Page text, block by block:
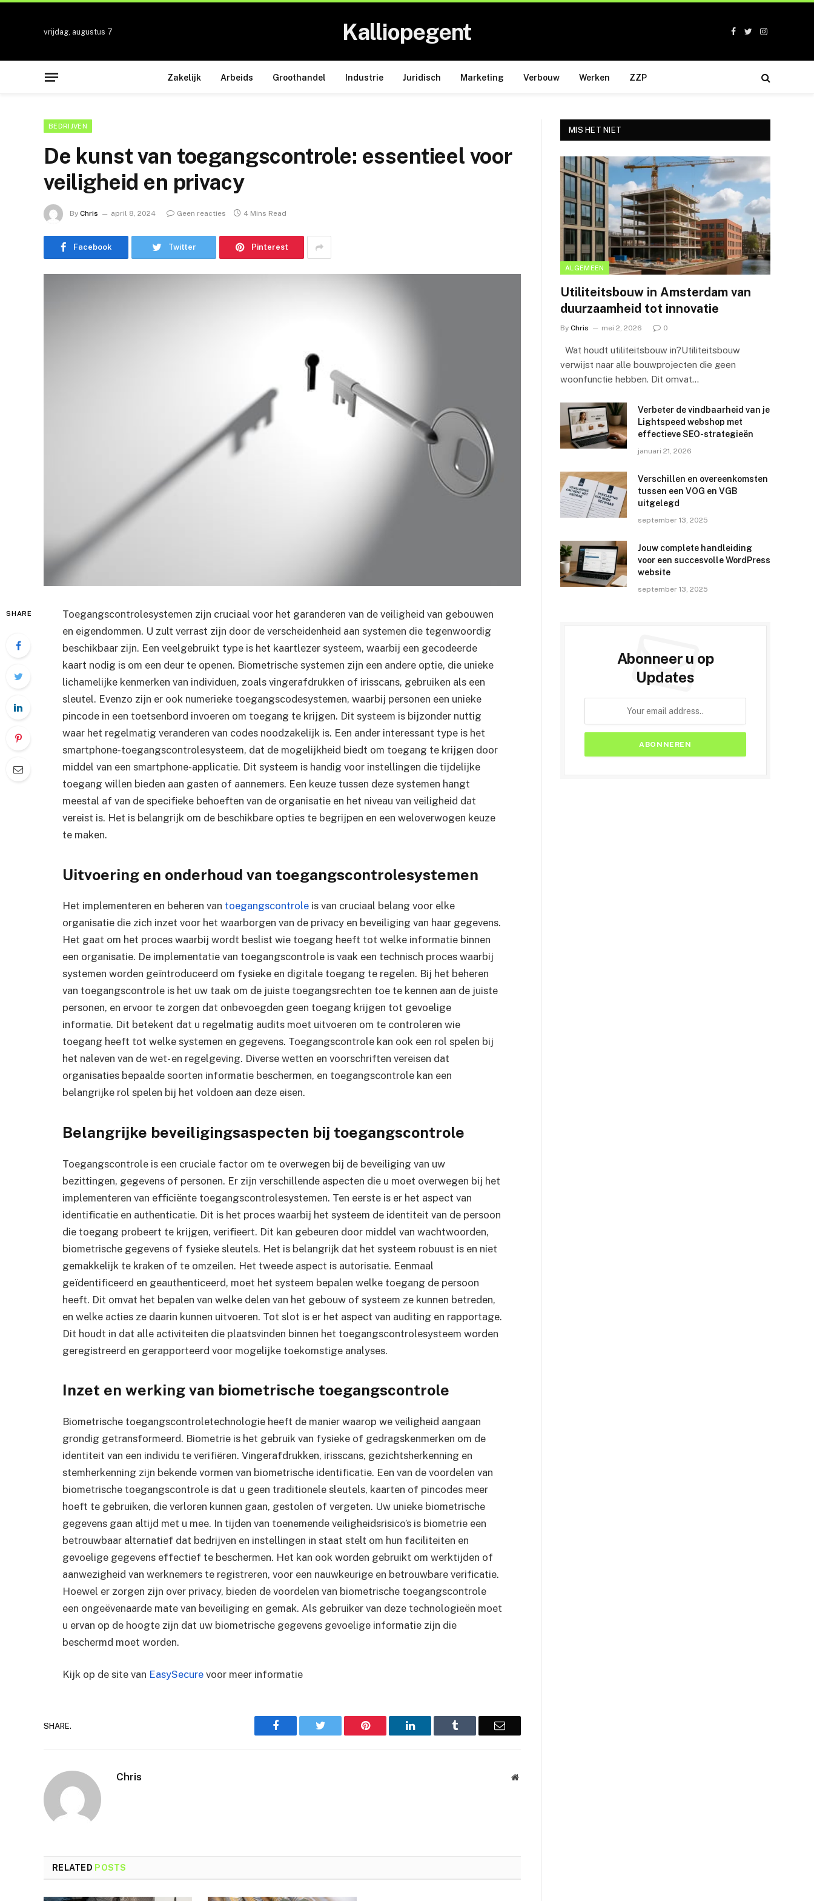
vrijdag, augustus 7 Kalliopegent Facebook
TwitterInstagram
Zakelijk Arbeids Groothandel Industrie Juridisch Marketing Verbouw Werken ZZP
BEDRIJVEN
De kunst van toegangscontrole: essentieel voor
veiligheid en privacy
By Chris april 8, 2024 Geen reacties 4 Mins Read
Facebook Twitter Pinterest
SHARE
Toegangscontrolesystemen zijn cruciaal voor het garanderen van de veiligheid van gebouwen
en eigendommen. U zult verrast zijn door de verscheidenheid aan systemen die tegenwoordig
beschikbaar zijn. Een veelgebruikt type is het kaartlezer systeem, waarbij een gecodeerde
kaart nodig is om een deur te openen. Biometrische systemen zijn een andere optie, die unieke
lichamelijke kenmerken van individuen, zoals vingerafdrukken of irisscans, gebruiken als een
sleutel. Evenzo zijn er ook numerieke toegangscodesystemen, waarbij personen een unieke
pincode in een toetsenbord invoeren om toegang te krijgen. Dit systeem is bijzonder nuttig
waar het regelmatig veranderen van codes noodzakelijk is. Een ander interessant type is het
smartphone-toegangscontrolesysteem, dat de mogelijkheid biedt om toegang te krijgen door
middel van een smartphone-applicatie. Dit systeem is handig voor instellingen die tijdelijke
toegang willen bieden aan gasten of aannemers. Een keuze tussen deze systemen hangt
meestal af van de specifieke behoeften van de organisatie en het niveau van veiligheid dat
vereist is. Het is belangrijk om de beschikbare opties te begrijpen en een weloverwogen keuze
te maken.
Uitvoering en onderhoud van toegangscontrolesystemen
Het implementeren en beheren van toegangscontrole is van cruciaal belang voor elke
organisatie die zich inzet voor het waarborgen van de privacy en beveiliging van haar gegevens.
Het gaat om het proces waarbij wordt beslist wie toegang heeft tot welke informatie binnen
een organisatie. De implementatie van toegangscontrole is vaak een technisch proces waarbij
systemen worden geïntroduceerd om fysieke en digitale toegang te regelen. Bij het beheren
van toegangscontrole is het uw taak om de juiste toegangsrechten toe te kennen aan de juiste
personen, en ervoor te zorgen dat onbevoegden geen toegang krijgen tot gevoelige
informatie. Dit betekent dat u regelmatig audits moet uitvoeren om te controleren wie
toegang heeft tot welke systemen en gegevens. Toegangscontrole kan ook een rol spelen bij
het naleven van de wet- en regelgeving. Diverse wetten en voorschriften vereisen dat
organisaties bepaalde soorten informatie beschermen, en toegangscontrole kan een
belangrijke rol spelen bij het voldoen aan deze eisen.
Belangrijke beveiligingsaspecten bij toegangscontrole
Toegangscontrole is een cruciale factor om te overwegen bij de beveiliging van uw
bezittingen, gegevens of personen. Er zijn verschillende aspecten die u moet overwegen bij het
implementeren van efficiënte toegangscontrolesystemen. Ten eerste is er het aspect van
identificatie en authenticatie. Dit is het proces waarbij het systeem de identiteit van de persoon
die toegang probeert te krijgen, verifieert. Dit kan gebeuren door middel van wachtwoorden,
biometrische gegevens of fysieke sleutels. Het is belangrijk dat het systeem robuust is en niet
gemakkelijk te kraken of te omzeilen. Het tweede aspect is autorisatie. Eenmaal
geïdentificeerd en geauthenticeerd, moet het systeem bepalen welke toegang de persoon
heeft. Dit omvat het bepalen van welke delen van het gebouw of systeem ze kunnen betreden,
en welke acties ze daarin kunnen uitvoeren. Tot slot is er het aspect van auditing en rapportage.
Dit houdt in dat alle activiteiten die plaatsvinden binnen het toegangscontrolesysteem worden
geregistreerd en gerapporteerd voor mogelijke toekomstige analyses.
Inzet en werking van biometrische toegangscontrole
Biometrische toegangscontroletechnologie heeft de manier waarop we veiligheid aangaan
grondig getransformeerd. Biometrie is het gebruik van fysieke of gedragskenmerken om de
identiteit van een individu te verifiëren. Vingerafdrukken, irisscans, gezichtsherkenning en
stemherkenning zijn bekende vormen van biometrische identificatie. Een van de voordelen van
biometrische toegangscontrole is dat u geen traditionele sleutels, kaarten of pincodes meer
hoeft te gebruiken, die verloren kunnen gaan, gestolen of vergeten. Uw unieke biometrische
gegevens gaan altijd met u mee. In tijden van toenemende veiligheidsrisico’s is biometrie een
betrouwbaar alternatief dat bedrijven en instellingen in staat stelt om hun faciliteiten en
gevoelige gegevens effectief te beschermen. Het kan ook worden gebruikt om werktijden of
aanwezigheid van werknemers te registreren, voor een nauwkeurige en betrouwbare verificatie.
Hoewel er zorgen zijn over privacy, bieden de voordelen van biometrische toegangscontrole
een ongeëvenaarde mate van beveiliging en gemak. Als gebruiker van deze technologieën moet
u ervan op de hoogte zijn dat uw biometrische gegevens gevoelige informatie zijn die
beschermd moet worden.
Kijk op de site van EasySecure voor meer informatie
SHARE. Facebook Twitter Pinterest LinkedIn Tumblr Email
Chris Website
RELATED POSTS
MIS HET NIET
ALGEMEEN
Utiliteitsbouw in Amsterdam van
duurzaamheid tot innovatie
By Chris mei 2, 2026 0
Wat houdt utiliteitsbouw in?Utiliteitsbouw
verwijst naar alle bouwprojecten die geen
woonfunctie hebben. Dit omvat…
Verbeter de vindbaarheid van je
Lightspeed webshop met
effectieve SEO-strategieën
januari 21, 2026
Verschillen en overeenkomsten
tussen een VOG en VGB
uitgelegd
september 13, 2025
Jouw complete handleiding
voor een succesvolle WordPress
website
september 13, 2025
Abonneer u op
Updates